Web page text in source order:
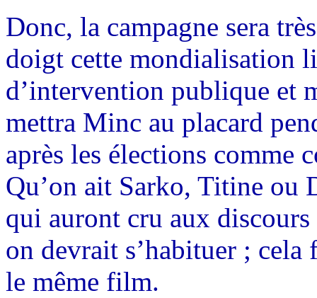
Donc, la campagne sera
doigt cette mondialisation
d’intervention publique et
mettra Minc au placard
après les élections
Qu’on ait Sarko, Titine ou
qui auront cru aux
on devrait s’habituer ; cela
le même film.